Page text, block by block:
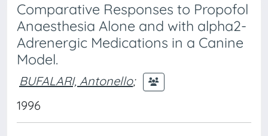
Comparative Responses to Propofol
Anaesthesia Alone and with alpha2-
Adrenergic Medications in a Canine
Model.
BUFALARI, Antonello;
1996